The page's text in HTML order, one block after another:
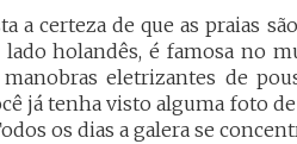
a certeza de que as praias
lado holandês, é famosa no
eletrizantes de
já tenha visto alguma foto
os dias a galera se